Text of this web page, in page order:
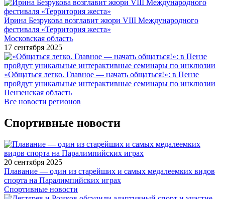
Ирина Безрукова возглавит жюри VIII Международного
фестиваля «Территория жеста»
Московская область
17 сентября 2025
«Общаться легко. Главное — начать общаться!»: в Пензе
пройдут уникальные интерактивные семинары по инклюзии
Пензенская область
Все новости регионов
Спортивные новости
20 сентября 2025
Плавание — один из старейших и самых медалеемких видов
спорта на Паралимпийских играх
Спортивные новости